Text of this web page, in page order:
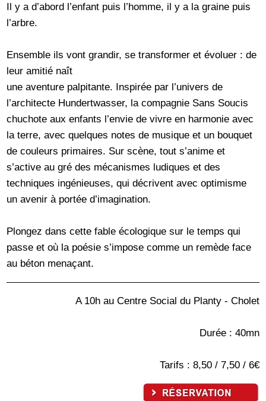
Il y a d’abord l’enfant puis l’homme, il y a la graine puis
l’arbre.
Ensemble ils vont grandir, se transformer et évoluer : de
leur amitié naît
une aventure palpitante. Inspirée par l’univers de
l’architecte Hundertwasser, la compagnie Sans Soucis
chuchote aux enfants l’envie de vivre en harmonie avec
la terre, avec quelques notes de musique et un bouquet
de couleurs primaires. Sur scène, tout s’anime et
s’active au gré des mécanismes ludiques et des
techniques ingénieuses, qui décrivent avec optimisme
un avenir à portée d’imagination.
Plongez dans cette fable écologique sur le temps qui
passe et où la poésie s’impose comme un remède face
au béton menaçant.
A 10h au Centre Social du Planty - Cholet
Durée : 40mn
Tarifs : 8,50 / 7,50 / 6€